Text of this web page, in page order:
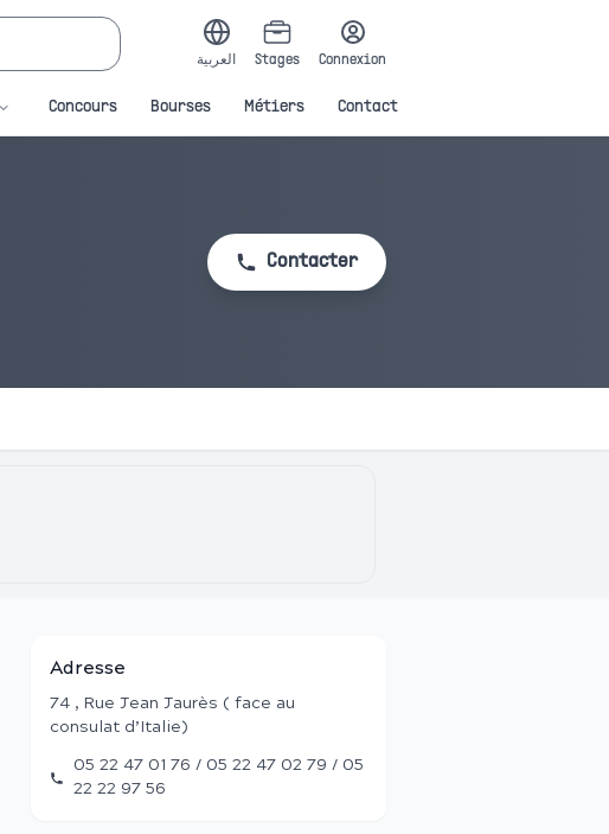
العربية Stages Connexion
Concours Bourses Métiers Contact
Contacter
Adresse
74 , Rue Jean Jaurès ( face au
consulat d’Italie)
05 22 47 01 76 / 05 22 47 02 79 / 05
22 22 97 56